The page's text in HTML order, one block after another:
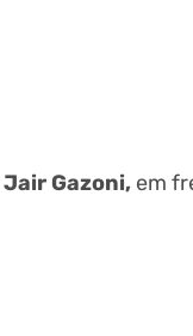
Jair Gazoni, em